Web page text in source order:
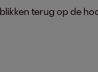
terug op de